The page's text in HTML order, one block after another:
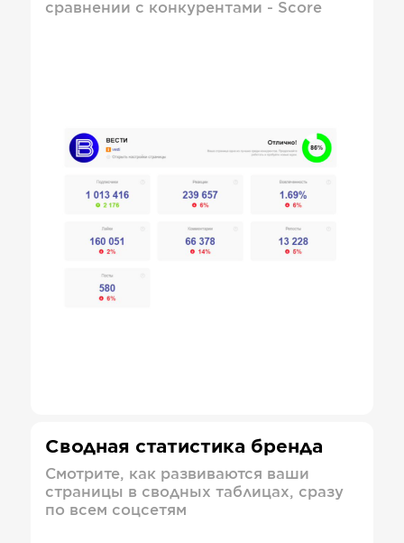
сравнении с конкурентами - Score
Сводная статистика бренда
Смотрите, как развиваются ваши
страницы в сводных таблицах, сразу
по всем соцсетям